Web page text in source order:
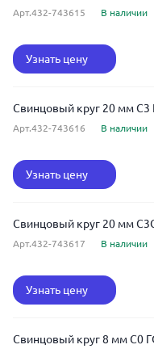
Арт.432-743615 В наличии
Узнать цену
Свинцовый круг 20 мм С3
Арт.432-743616 В наличии
Узнать цену
Свинцовый круг 20 мм
Арт.432-743617 В наличии
Узнать цену
Свинцовый круг 8 мм С0